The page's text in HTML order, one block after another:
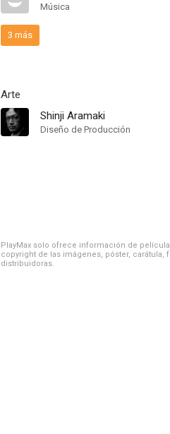
Música
3 más
Arte
Shinji Aramaki
Diseño de Producción
PlayMax solo ofrece información de
copyright de las imágenes, póster,
distribuidoras.